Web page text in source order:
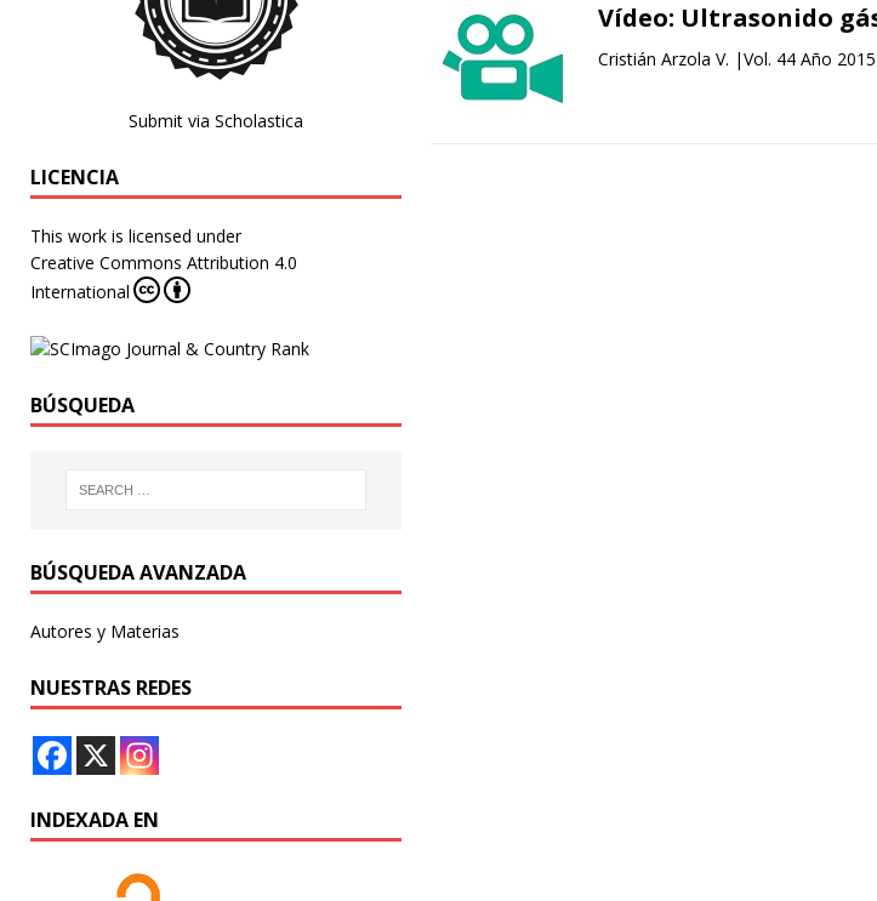
Vídeo: Ultrasonido
Cristián Arzola V. |Vol. 44 Año
Submit via Scholastica
LICENCIA
This work is licensed under
Creative Commons Attribution 4.0
International
BÚSQUEDA
BÚSQUEDA AVANZADA
Autores y Materias
NUESTRAS REDES
INDEXADA EN